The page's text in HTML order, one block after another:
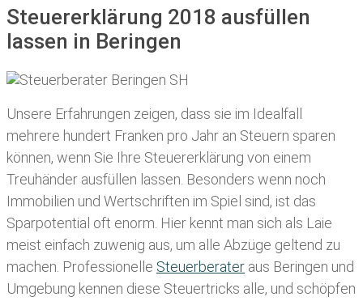
Steuererklärung 2018 ausfüllen
lassen in Beringen
Unsere Erfahrungen zeigen, dass sie im Idealfall
mehrere hundert Franken pro Jahr an Steuern sparen
können, wenn Sie Ihre Steuererklärung von einem
Treuhänder ausfüllen lassen . Besonders wenn noch
Immobilien und Wertschriften im Spiel sind, ist das
Sparpotential oft enorm. Hier kennt man sich als Laie
meist einfach zuwenig aus, um alle Abzüge geltend zu
machen. Professionelle Steuerberater aus Beringen und
Umgebung kennen diese Steuertricks alle, und schöpfen